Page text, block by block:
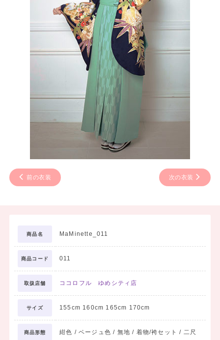
前の衣装 次の衣装
商品名 MaMinette_011
商品コード 011
取扱店舗 ココロフル ゆめシティ店
サイズ 155cm 160cm 165cm 170cm
商品形態 紺色 / ベージュ色 / 無地 / 着物/袴セット / 二尺